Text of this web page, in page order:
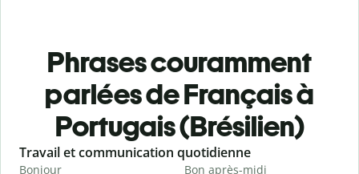
Phrases couramment
parlées de Français à
Portugais (Brésilien)
Slide 1 of 6
Travail et communication quotidienne
Bonjour
Bon après-midi